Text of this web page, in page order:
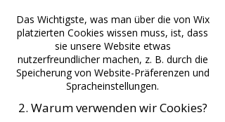
Das Wichtigste, was man über die von Wix
platzierten Cookies wissen muss, ist, dass
sie unsere Website etwas
nutzerfreundlicher machen, z. B. durch die
Speicherung von Website-Präferenzen und
Spracheinstellungen.
2. Warum verwenden wir Cookies?